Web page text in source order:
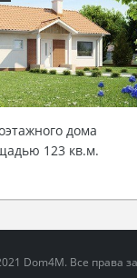
дома
123 кв.м.
Dom4M. Все права